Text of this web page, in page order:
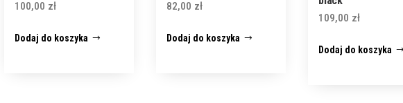
100,00 zł
Dodaj do koszyka
82,00 zł
Dodaj do koszyka
109,00 zł
Dodaj do koszyka